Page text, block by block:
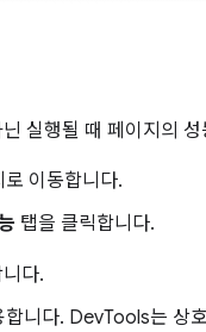
실행될 때 페이지의
이동합니다.
탭을 클릭합니다.
다.
니다. DevTools는 상